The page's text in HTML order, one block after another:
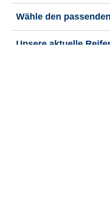
Wähle den
Unsere aktuelle